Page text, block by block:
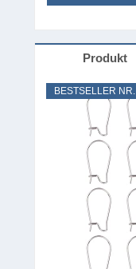
Produkt
BESTSELLER